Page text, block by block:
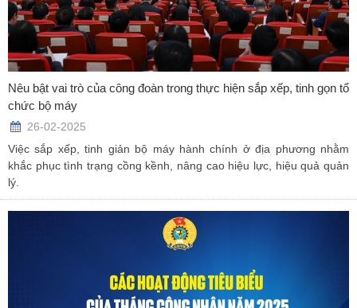
Nêu bật vai trò của công đoàn trong thực hiện sắp xếp, tinh gọn tổ
chức bộ máy
26-02-2025
Việc sắp xếp, tinh giản bộ máy hành chính ở địa phương nhằm
khắc phục tình trạng cồng kềnh, nâng cao hiệu lực, hiệu quả quản
lý.